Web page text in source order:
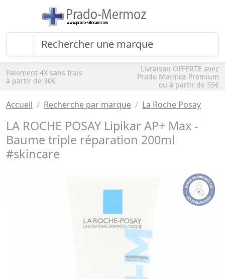
Paiement 4X sans frais
à partir de 30€
Livraison OFFERTE avec
Prado Mermoz Premium
ou à partir de 55€
Accueil Recherche par marque La Roche Posay
LA ROCHE POSAY Lipikar AP+ Max -
Baume triple réparation 200ml
#skincare